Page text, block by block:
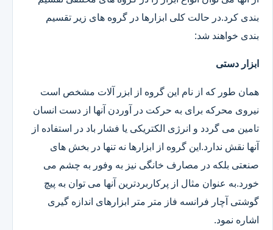
بندی کرد.در حالت کلی ابزارها در گروه های زیر تقسیم
بندی خواهند شد:
ابزار دستی
همان طور که از نام این گروه از ابزر آلات مشخص است
نیروی محرکه برای به حرکت در آوردن آنها از دست انسان
تامین می گردد و انرژی الکتریکی یا فشار باد در استفاده از
آنها نقش ندارد.این گروه از ابزارها نه تنها در بخش های
صنعتی بلکه در مصارف خانگی نیز به وفور به چشم می
خورد.به عنوان مثال از پرکاربردترین آنها می توان به پیچ
گوشتی آچار فرانسه فاز متر متر ابزارهای اندازه گیری
اشاره نمود.